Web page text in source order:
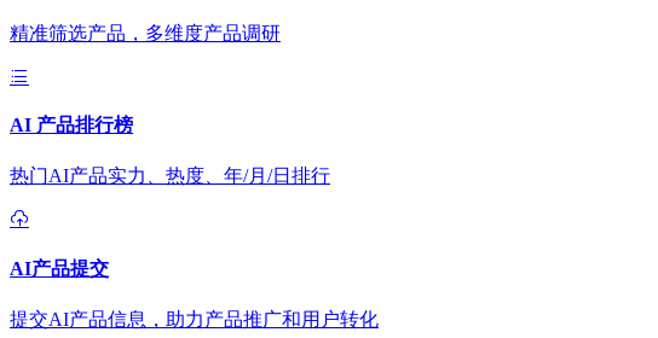
精准筛选产品，多维度产品调研
AI 产品排行榜
热门AI产品实力、热度、年/月/日排行
AI产品提交
提交AI产品信息，助力产品推广和用户转化